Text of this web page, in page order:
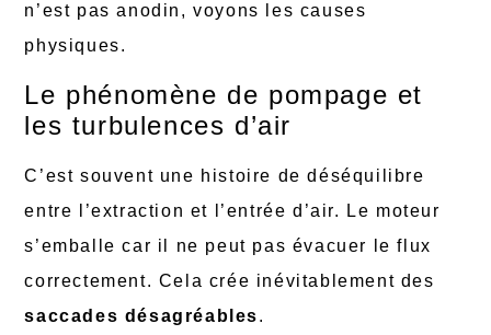
n’est pas anodin, voyons les causes
physiques.
Le phénomène de pompage et
les turbulences d’air
C’est souvent une histoire de déséquilibre
entre l’extraction et l’entrée d’air. Le moteur
s’emballe car il ne peut pas évacuer le flux
correctement. Cela crée inévitablement des
saccades désagréables.